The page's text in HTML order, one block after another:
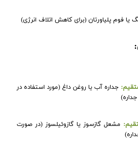
فوم پلیاورتان (برای کاهش اتلاف انرژی)
جداره آب یا روغن داغ (مورد استفاده در
مشعل گازسوز یا گازوئیلسوز (در صورت